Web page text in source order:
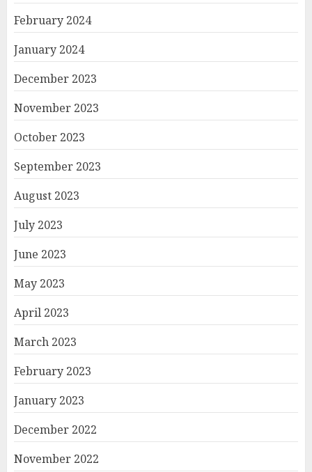
February 2024
January 2024
December 2023
November 2023
October 2023
September 2023
August 2023
July 2023
June 2023
May 2023
April 2023
March 2023
February 2023
January 2023
December 2022
November 2022